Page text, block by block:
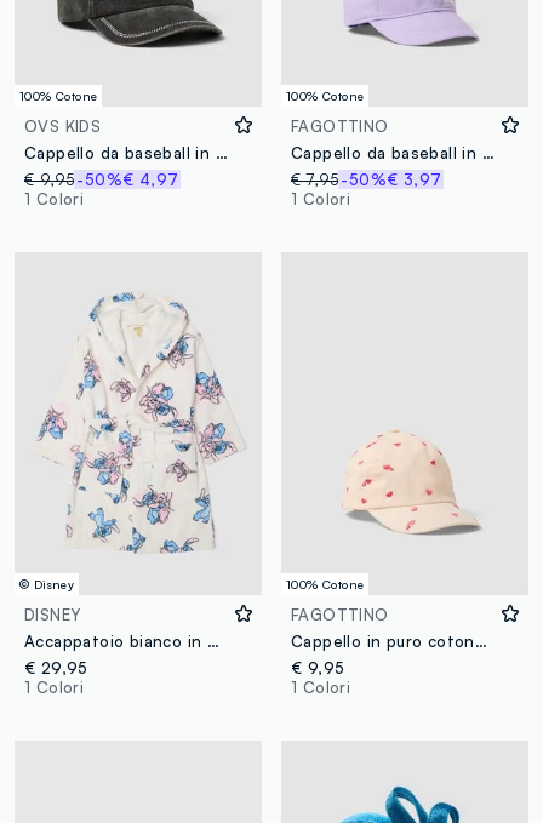
100% Cotone
OVS KIDS
Cappello da baseball in puro cotone grigio da bambina con strass
€ 9,95-50%€ 4,97
1 Colori
100% Cotone
FAGOTTINO
Cappello da baseball in puro cotone viola da bimbo con ricamo
€ 7,95-50%€ 3,97
1 Colori
© Disney
DISNEY
Accappatoio bianco in puro cotone con fantasia di Lilo & Stitch per bambina e ragazza
€ 29,95
1 Colori
100% Cotone
FAGOTTINO
Cappello in puro cotone beige da bimba con cuoricini rosa
€ 9,95
1 Colori